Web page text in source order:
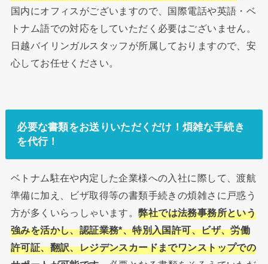
国内にオフィスがございますので、国際電話や英語・ベ
トナム語での対応をしていただく必要はございません。
日越バイリンガルスタッフが所属しておりますので、安
心してお任せください。
必要な書類をお送りいただくだけ！煩雑な手続き
を代行！
ベトナム駐在や内定した企業様への入社に際して、渡航
準備に加え、ビザ取得等の書類手続きの煩雑さに戸惑う
方が多くいらっしゃいます。弊社では法務事務所という
強みを活かし、認証業務*、特別入国許可、ビザ、労働
許可証、翻訳、レジデンスカードまでワンストップでの